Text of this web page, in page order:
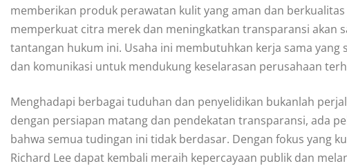
memberikan produk perawatan kulit yang aman dan
memperkuat citra merek dan meningkatkan transparansi akan
tantangan hukum ini. Usaha ini membutuhkan kerja sama
dan komunikasi untuk mendukung keselarasan perusahaan
Menghadapi berbagai tuduhan dan penyelidikan bukanlah
dengan persiapan matang dan pendekatan transparansi, ada
bahwa semua tudingan ini tidak berdasar. Dengan fokus yang
Richard Lee dapat kembali meraih kepercayaan publik dan